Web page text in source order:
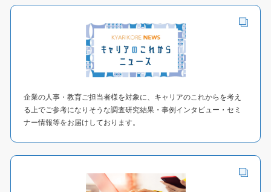
企業の人事・教育ご担当者様を対象に、キャリアのこれからを考え
る上でご参考になりそうな調査研究結果・事例インタビュー・セミ
ナー情報等をお届けしております。